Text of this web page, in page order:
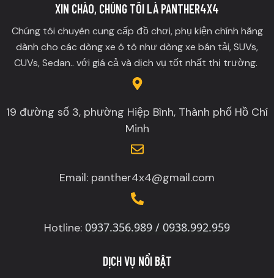
XIN CHÀO, CHÚNG TÔI LÀ PANTHER4X4
Chúng tôi chuyên cung cấp đồ chơi, phụ kiện chính hãng
dành cho các dòng xe ô tô như dòng xe bán tải, SUVs,
CUVs, Sedan.. với giá cả và dịch vụ tốt nhất thị trường.
19 đường số 3, phường Hiệp Bình, Thành phố Hồ Chí
Minh
Email: panther4x4@gmail.com
Hotline: 0937.356.989 / 0938.992.959
DỊCH VỤ NỔI BẬT